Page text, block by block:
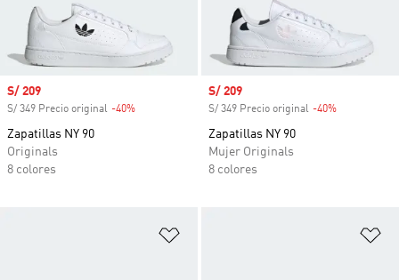
Precio de venta
S/ 209
S/ 349 Precio original -40%
Zapatillas NY 90
Originals
8 colores
Precio de venta
S/ 209
S/ 349 Precio original -40%
Zapatillas NY 90
Mujer Originals
8 colores